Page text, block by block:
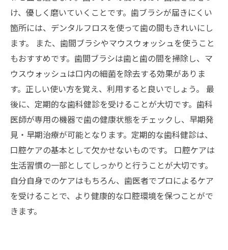
け、優しく磨いていくことです。歯ブラシが届きにくい
箇所には、デンタルフロスを使って歯の間もきれいにし
ます。 また、歯間ブラシやマウスウォッシュを使うこと
もおすすめです。歯間ブラシは歯と歯の間を掃除し、マ
ウスウォッシュは口内の細菌を除去する効果がありま
す。正しい使い方を覚え、利用すると良いでしょう。 最
後に、定期的な歯科健診を受けることが大切です。歯科
医師が専用の機器で歯の健康状態をチェックし、早期発
見・早期治療が可能となります。定期的な歯科健診は、
口腔ケアの基本として欠かせないものです。 口腔ケアは
生活習慣の一部としてしっかりと行うことが大切です。
自分自身でのケアはもちろん、歯医者でプロによるケア
を受けることで、より健康的な口腔環境を保つことがで
きます。